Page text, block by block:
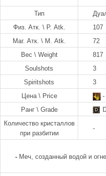
Тип
Физ. Атк. \ P. Atk.
107
Маг. Атк. \ M. Atk.
72
Вес \ Weight
817
Soulshots
3
Spiritshots
3
Цена \ Price
-
Ранг \ Grade
Количество кристаллов
при разбитии
-
- Меч, созданный водой и